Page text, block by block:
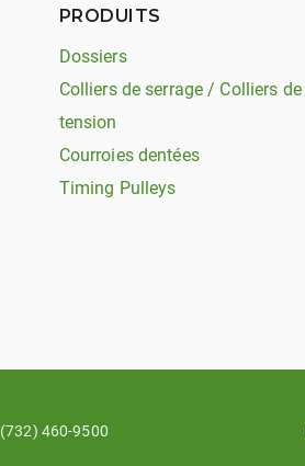
PRODUITS
Dossiers
Colliers de serrage / Colliers de
tension
Courroies dentées
Timing Pulleys
(732) 460-9500